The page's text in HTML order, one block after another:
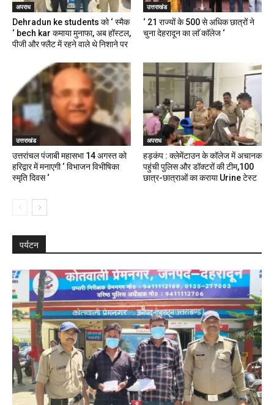
अपराध
Dehradun ke students को ‘ स्मैक
‘ bech kar कमाया मुनाफा, अब हॉस्टल,
पीजी और फ्लैट में रहने वाले थे निशाने पर
उत्तराखंड
‘ 21 राज्यों के 500 से अधिक छात्रों ने
चुना देहरादून का लाॅ काॅलेज ‘
उत्तराखंड
उत्तरांचल पंजाबी महासभा 14 अगस्त को
हरिद्वार में मनाएगी ‘ विभाजन विभीषिका
स्मृति दिवस ‘
अपराध
हड़कंप : क्लेमेंटाउन के कॉलेज में अचानक
पहुंची पुलिस और डॉक्टरों की टीम,100
छात्र-छात्राओं का कराया Urine टेस्ट
पर्यटन